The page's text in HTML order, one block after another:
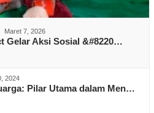
Maret 7, 2026
Gelar Aksi Sosial &#8220…
2024
Pilar Utama dalam Men…